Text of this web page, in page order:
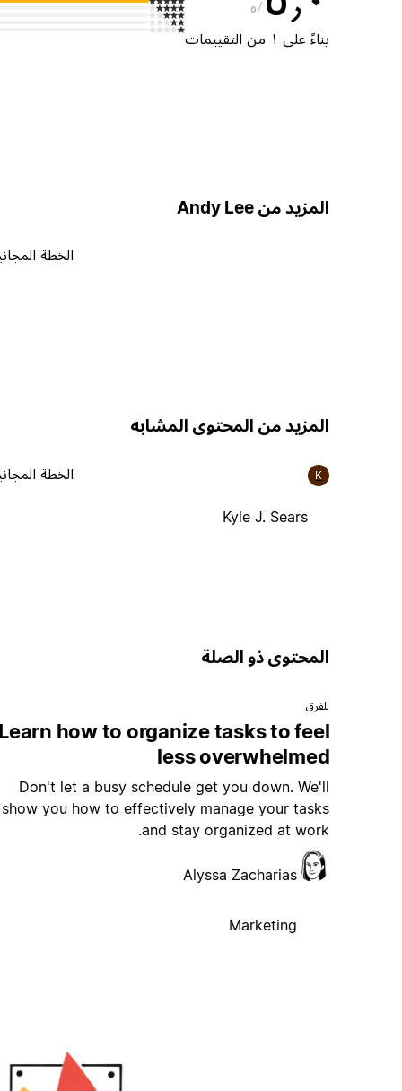
٥
بناءً على ١ من التقييمات
المزيد من Andy Lee
الخطة
المزيد من المحتوى المشابه
K
Kyle J. Sears
الخطة
المحتوى ذو الصلة
للفرق
how to organize tasks to feel
less overwhelmed
Don't let a busy schedule get you down. We'll
show you how to effectively manage your tasks
and stay organized at work.
Alyssa Zacharias
Marketing